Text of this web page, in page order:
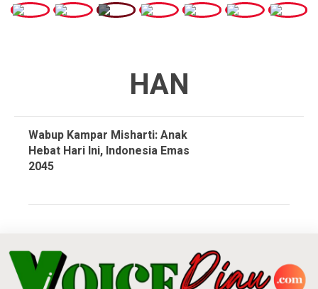
HAN
Wabup Kampar Misharti: Anak
Hebat Hari Ini, Indonesia Emas
2045